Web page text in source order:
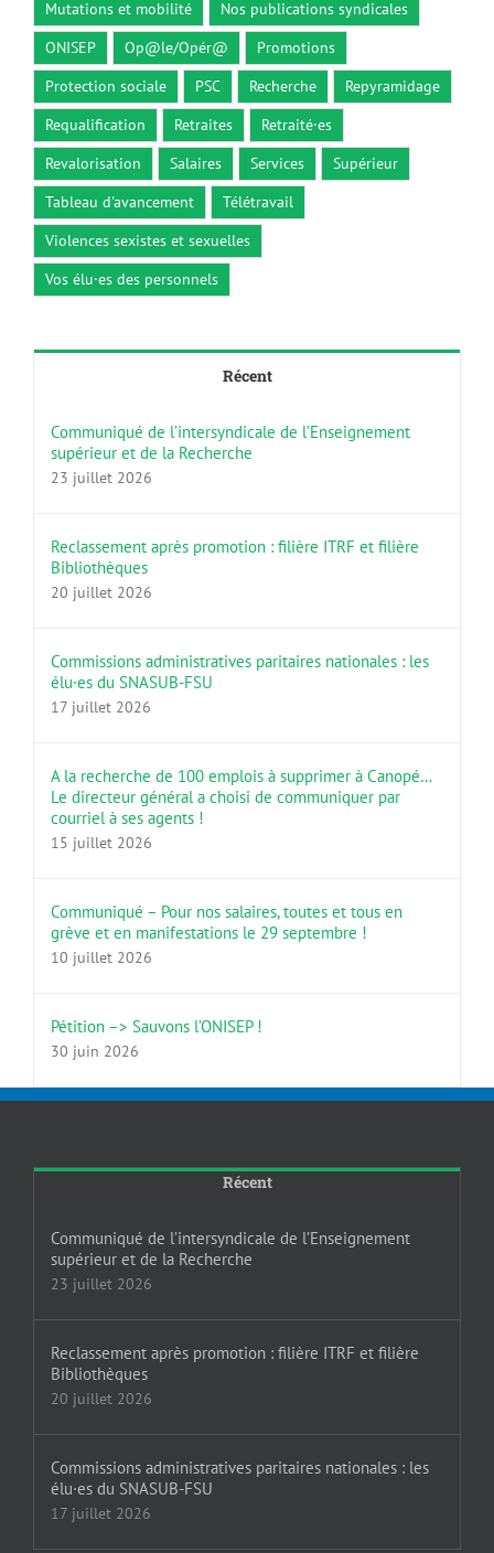
Mutations et mobilité
Nos publications syndicales
ONISEP
Op@le/Opér@
Promotions
Protection sociale
PSC Recherche
Repyramidage
Requalification
Retraites
Retraité·es
Revalorisation
Salaires Services
Supérieur
Tableau d'avancement
Télétravail
Violences sexistes et sexuelles
Vos élu·es des personnels
Récent
Communiqué de l’intersyndicale de l’Enseignement
supérieur et de la Recherche
23 juillet 2026
Reclassement après promotion : filière ITRF et filière
Bibliothèques
20 juillet 2026
Commissions administratives paritaires nationales : les
élu·es du SNASUB-FSU
17 juillet 2026
A la recherche de 100 emplois à supprimer à Canopé…
Le directeur général a choisi de communiquer par
courriel à ses agents !
15 juillet 2026
Communiqué – Pour nos salaires, toutes et tous en
grève et en manifestations le 29 septembre !
10 juillet 2026
Pétition –> Sauvons l’ONISEP !
30 juin 2026
Récent
Communiqué de l’intersyndicale de l’Enseignement
supérieur et de la Recherche
23 juillet 2026
Reclassement après promotion : filière ITRF et filière
Bibliothèques
20 juillet 2026
Commissions administratives paritaires nationales : les
élu·es du SNASUB-FSU
17 juillet 2026